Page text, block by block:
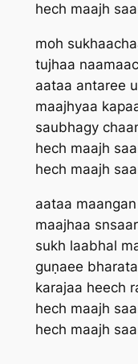
hech maajh
moh
tujhaa
aataa antaree
maajhyaa
saubhagy
hech maajh
hech maajh
aataa
maajhaa
sukh laabhal
guṇaee
karajaa heech
hech maajh
hech maajh